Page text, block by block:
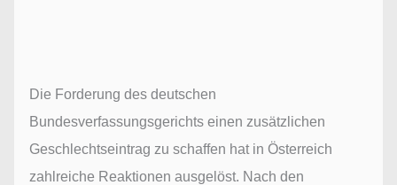
Die Forderung des deutschen
Bundesverfassungsgerichts einen zusätzlichen
Geschlechtseintrag zu schaffen hat in Österreich
zahlreiche Reaktionen ausgelöst. Nach den